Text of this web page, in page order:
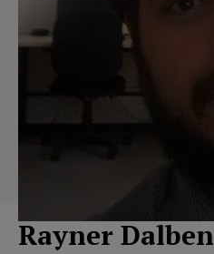
Rayner Dalben